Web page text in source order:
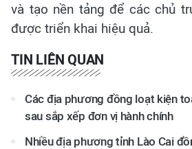
và tạo nền tảng để các chủ
được triển khai hiệu quả.
TIN LIÊN QUAN
Các địa phương đồng loạt kiện
sau sắp xếp đơn vị hành chính
Nhiều địa phương tỉnh Lào Cai